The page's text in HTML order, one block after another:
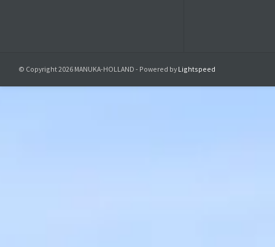
© Copyright 2026 MANUKA-HOLLAND - Powered by Lightspeed